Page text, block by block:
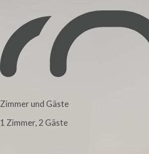
Zimmer und Gäste
1 Zimmer, 2 Gäste